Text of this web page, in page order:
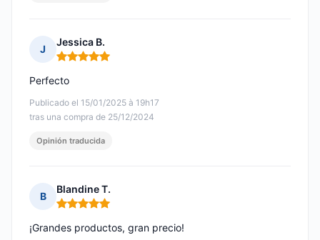
J
Jessica B.
Nota: 5 de 5
Publicado el 15/01/2025 à 19h17
tras una compra de 25/12/2024
Perfecto
Opinión traducida
B
Blandine T.
Nota: 5 de 5
¡Grandes productos, gran precio!